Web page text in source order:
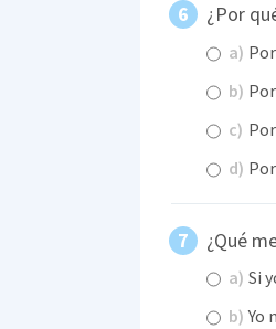
¿Por
a)
b)
c)
d)
¿Qué
a) Si
b) Yo